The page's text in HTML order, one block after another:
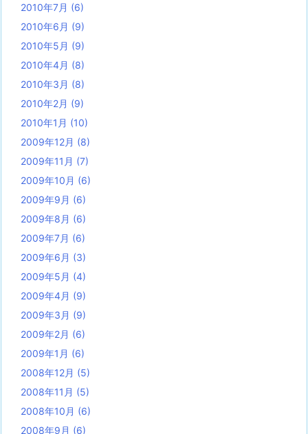
2010年7月 (6)
2010年6月 (9)
2010年5月 (9)
2010年4月 (8)
2010年3月 (8)
2010年2月 (9)
2010年1月 (10)
2009年12月 (8)
2009年11月 (7)
2009年10月 (6)
2009年9月 (6)
2009年8月 (6)
2009年7月 (6)
2009年6月 (3)
2009年5月 (4)
2009年4月 (9)
2009年3月 (9)
2009年2月 (6)
2009年1月 (6)
2008年12月 (5)
2008年11月 (5)
2008年10月 (6)
2008年9月 (6)